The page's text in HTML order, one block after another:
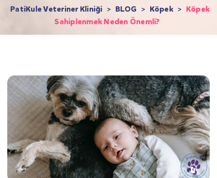
PatiKule Veteriner Kliniği > BLOG > Köpek > Köpek
Sahiplenmek Neden Önemli?